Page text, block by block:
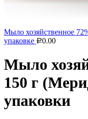
Мыло хозяйственное
упаковке Р0.00
Мыло
150 г
упаковки